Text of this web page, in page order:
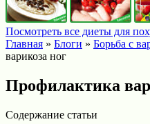
Посмотреть все диеты для
Главная » Блоги » Борьба с
варикоза ног
Профилактика
Содержание статьи